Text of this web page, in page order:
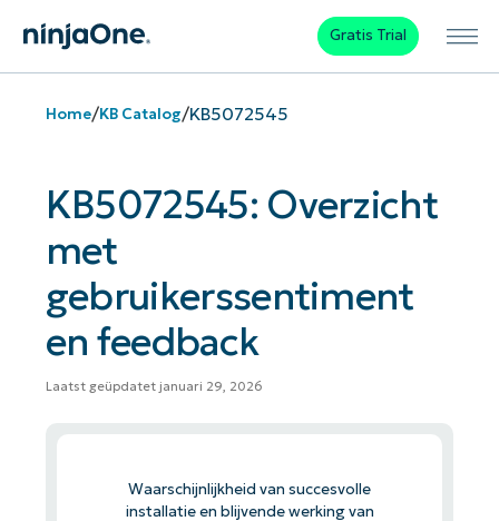
Gratis Trial
Home/KB Catalog/KB5072545
KB5072545: Overzicht
met
gebruikerssentiment
en feedback
Laatst geüpdatet januari 29, 2026
Waarschijnlijkheid van succesvolle
installatie en blijvende werking van